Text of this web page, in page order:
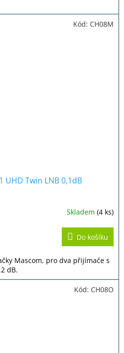
UHD Twin LNB 0,1dB
Skladem (4 ks)
Do košíku
Mascom, pro dva přijímače s
dB.
Kód: CH08M
Kód: CH08O